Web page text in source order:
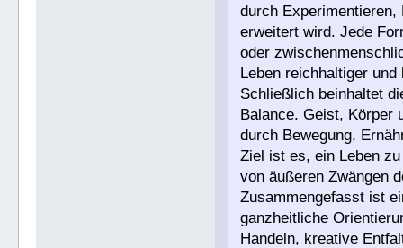
durch
erweitert wird. Jede
oder
Leben reichhaltiger
Schließlich beinhaltet
Balance. Geist, Körper
durch Bewegung,
Ziel ist es, ein Leben
von äußeren Zwängen
Zusammengefasst ist
ganzheitliche
Handeln, kreative